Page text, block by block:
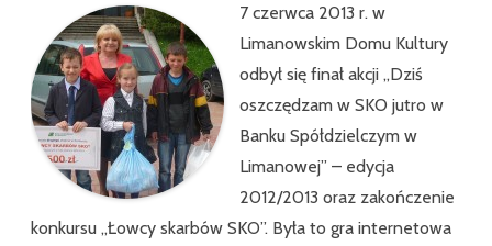
w
SKO
jutro
w
Banku
Spółdzielczym”
7 czerwca 2013 r. w
Limanowskim Domu Kultury
odbył się finał akcji „Dziś
oszczędzam w SKO jutro w
Banku Spółdzielczym w
Limanowej” – edycja
2012/2013 oraz zakończenie
konkursu „Łowcy skarbów SKO”. Była to gra internetowa